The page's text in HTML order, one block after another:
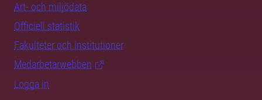
Art- och miljödata
Officiell statistik
Fakulteter och institutioner
Medarbetarwebben
Logga in